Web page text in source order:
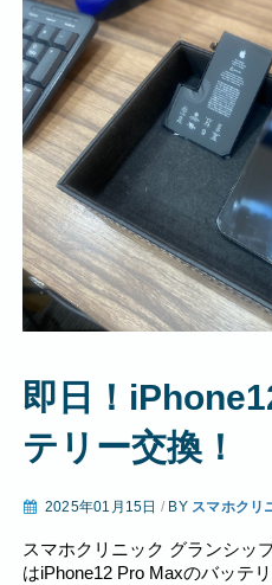
即日！
テリー交換！
2025年01月15日 / BY スマホクリ
スマホクリニック グランシッ
はiPhone12 Pro Maxのバッテ